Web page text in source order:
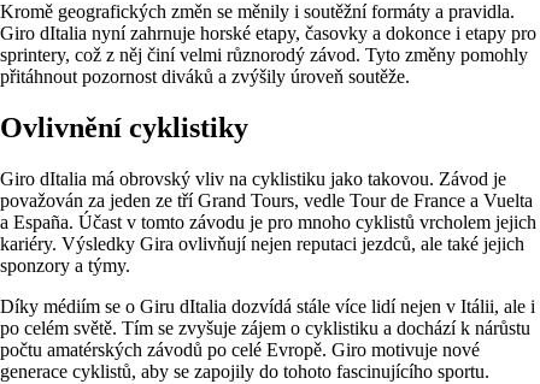
Kromě geografických změn se měnily i soutěžní formáty a pravidla.
Giro dItalia nyní zahrnuje horské etapy, časovky a dokonce i etapy pro
sprintery, což z něj činí velmi různorodý závod. Tyto změny pomohly
přitáhnout pozornost diváků a zvýšily úroveň soutěže.
Ovlivnění cyklistiky
Giro dItalia má obrovský vliv na cyklistiku jako takovou. Závod je
považován za jeden ze tří Grand Tours, vedle Tour de France a Vuelta
a España. Účast v tomto závodu je pro mnoho cyklistů vrcholem jejich
kariéry. Výsledky Gira ovlivňují nejen reputaci jezdců, ale také jejich
sponzory a týmy.
Díky médiím se o Giru dItalia dozvídá stále více lidí nejen v Itálii, ale i
po celém světě. Tím se zvyšuje zájem o cyklistiku a dochází k nárůstu
počtu amatérských závodů po celé Evropě. Giro motivuje nové
generace cyklistů, aby se zapojily do tohoto fascinujícího sportu.